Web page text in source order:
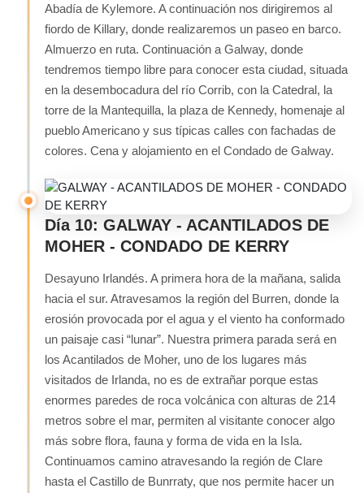
Abadía de Kylemore. A continuación nos dirigiremos al
fiordo de Killary, donde realizaremos un paseo en barco.
Almuerzo en ruta. Continuación a Galway, donde
tendremos tiempo libre para conocer esta ciudad, situada
en la desembocadura del río Corrib, con la Catedral, la
torre de la Mantequilla, la plaza de Kennedy, homenaje al
pueblo Americano y sus típicas calles con fachadas de
colores. Cena y alojamiento en el Condado de Galway.
Día 10: GALWAY - ACANTILADOS DE
MOHER - CONDADO DE KERRY
Desayuno Irlandés. A primera hora de la mañana, salida
hacia el sur. Atravesamos la región del Burren, donde la
erosión provocada por el agua y el viento ha conformado
un paisaje casi “lunar”. Nuestra primera parada será en
los Acantilados de Moher, uno de los lugares más
visitados de Irlanda, no es de extrañar porque estas
enormes paredes de roca volcánica con alturas de 214
metros sobre el mar, permiten al visitante conocer algo
más sobre flora, fauna y forma de vida en la Isla.
Continuamos camino atravesando la región de Clare
hasta el Castillo de Bunrraty, que nos permite hacer un